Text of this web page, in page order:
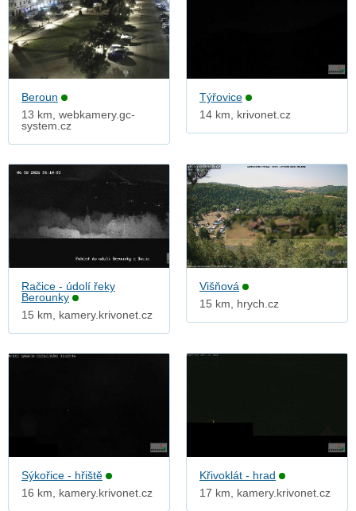
Beroun
13 km, webkamery.gc-
system.cz
Týřovice
14 km, krivonet.cz
Račice - údolí řeky
Berounky
15 km, kamery.krivonet.cz
Višňová
15 km, hrych.cz
Sýkořice - hřiště
16 km, kamery.krivonet.cz
Křivoklát - hrad
17 km, kamery.krivonet.cz